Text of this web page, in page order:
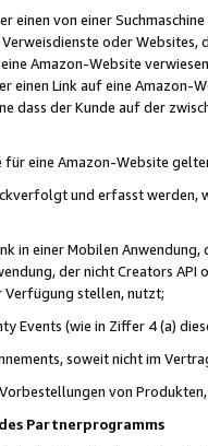
einen von einer
oder Websites,
Amazon-Website
einen Link auf eine
dass der Kunde auf der
eine Amazon-Website
und erfasst werden,
in einer Mobilen
der nicht Creators
Verfügung stellen, nutzt;
Events (wie in Ziffer 4 (a)
soweit nicht im
von
Partnerprogramms